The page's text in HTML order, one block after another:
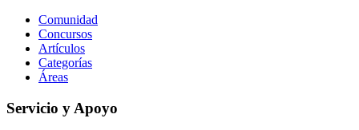
Comunidad
Concursos
Artículos
Categorías
Áreas
Servicio y Apoyo